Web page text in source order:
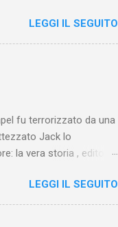
LEGGI IL SEGUITO
fu terrorizzato da una
Jack lo
la vera storia , edito da
e del East End e a
sconsolante:
vertice c’era una
LEGGI IL SEGUITO